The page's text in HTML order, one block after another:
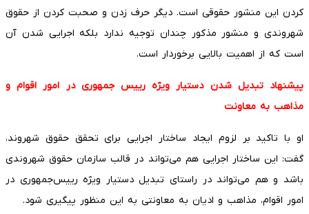
کردن این منشور حقوقی است. دیگر حرف زدن و صحبت کردن از حقوق
شهروندی و منشور مذکور چندان توجیه ندارد بلکه اجرایی شدن آن
است که از اهمیت بالایی برخوردار است.
پیشنهاد تبدیل شدن دستیار ویژه رییس جمهوری در امور اقوام و
مذاهب به معاونت
او با تاکید بر لزوم ایجاد ساختار اجرایی برای تحقق حقوق شهروند،
گفت: این ساختار اجرایی هم می‌تواند در قالب سازمان حقوق شهروندی
باشد و هم می‌تواند در راستای تبدیل دستیار ویژه رییس‌جمهوری در
امور اقوام، مذاهب و ادیان به معاونتی به این منظور پیگیری شود.